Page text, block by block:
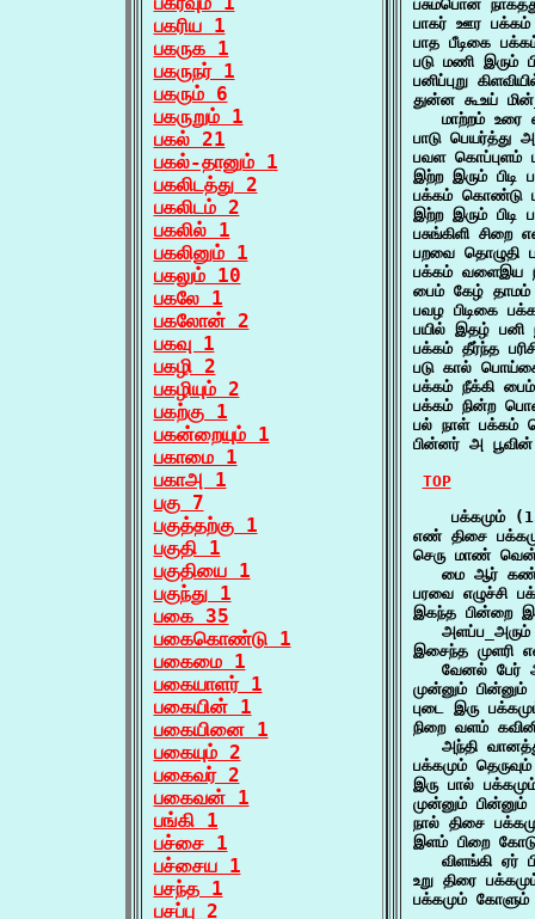
பகரிய 1
பகருக 1
பகருநர் 1
பகரும் 6
பகருறும் 1
பகல் 21
பகல்-தானும் 1
பகலிடத்து 2
பகலிடம் 2
பகலில் 1
பகலினும் 1
பகலும் 10
பகலே 1
பகலோன் 2
பகவு 1
பகழி 2
பகழியும் 2
பகற்கு 1
பகன்றையும் 1
பகாமை 1
பகாஅ 1
பகு 7
பகுத்தற்கு 1
பகுதி 1
பகுதியை 1
பகுந்து 1
பகை 35
பகைகொண்டு 1
பகைமை 1
பகையாளர் 1
பகையின் 1
பகையினை 1
பகையும் 2
பகைவர் 2
பகைவன் 1
பங்கி 1
பச்சை 1
பச்சைய 1
பசந்த 1
பசப்பு 2
பசும்பொன்
பாகர் ஊர
பாத பீடிகை
படு மணி
பனிப்புறு
துன்ன கூஉய்
மாற்றம்
பாடு
பவள கொப்புளம்
இற்ற இரும்
பக்கம் கொண்டு
இற்ற இரும்
பசுங்கிளி
பறவை தொழுதி
பக்கம் வளைஇய
பைம் கேழ்
பவழ பிடிகை
பயில் இதழ்
பக்கம் தீர்ந்த
படு கால்
பக்கம் நீக்கி
பக்கம் நின்ற
பல் நாள் பக்கம்
பின்னர் அ
TOP
பக்கமும்
எண் திசை
செரு மாண்
மை ஆர்
பரவை எழுச்சி
இகந்த பின்றை
இசைந்த முளரி
வேனல் பேர்
முன்னும்
புடை இரு
நிறை வளம்
அந்தி
பக்கமும்
இரு பால்
முன்னும்
நால் திசை
இளம் பிறை
விளங்கி ஏர்
உறு திரை
பக்கமும்